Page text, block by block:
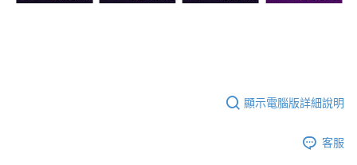
顯示電腦版詳細說明
客服